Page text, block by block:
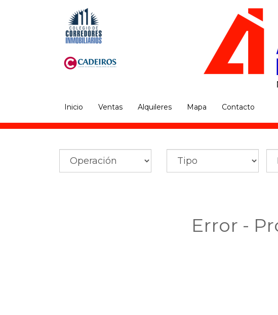
Inicio Ventas Alquileres Mapa Contacto
Error -